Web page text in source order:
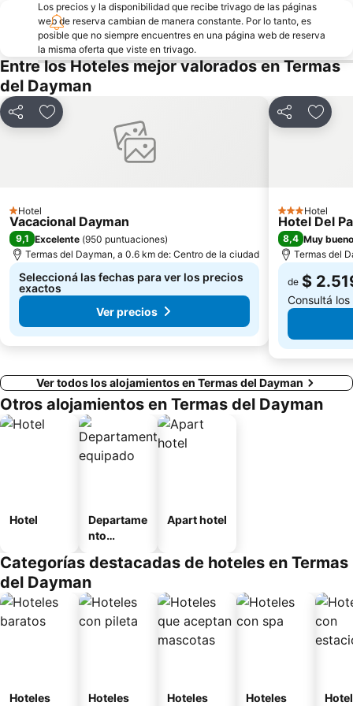
Los precios y la disponibilidad que recibe trivago de las páginas
web de reserva cambian de manera constante. Por lo tanto, es
posible que no siempre encuentres en una página web de reserva
la misma oferta que viste en trivago.
Entre los Hoteles mejor valorados en Termas
del Dayman
CompartirAñadir a favoritos
1 Estrellas
Hotel
Vacacional Dayman
9,1 Excelente (950 puntuaciones)
Termas del Dayman, a 0.6 km de: Centro de la ciudad
Seleccioná las fechas para ver los precios
exactos
Ver precios
Compartir
3 Estrellas
Hotel
Hotel Del
8,4 Muy bueno
Termas del
de $
Consultá
Ver todos los alojamientos en Termas del Dayman
Otros alojamientos en Termas del Dayman
Hotel
Departame
nto
Apart hotel
Categorías destacadas de hoteles en Termas
del Dayman
Hoteles
Hoteles
Hoteles
Hoteles